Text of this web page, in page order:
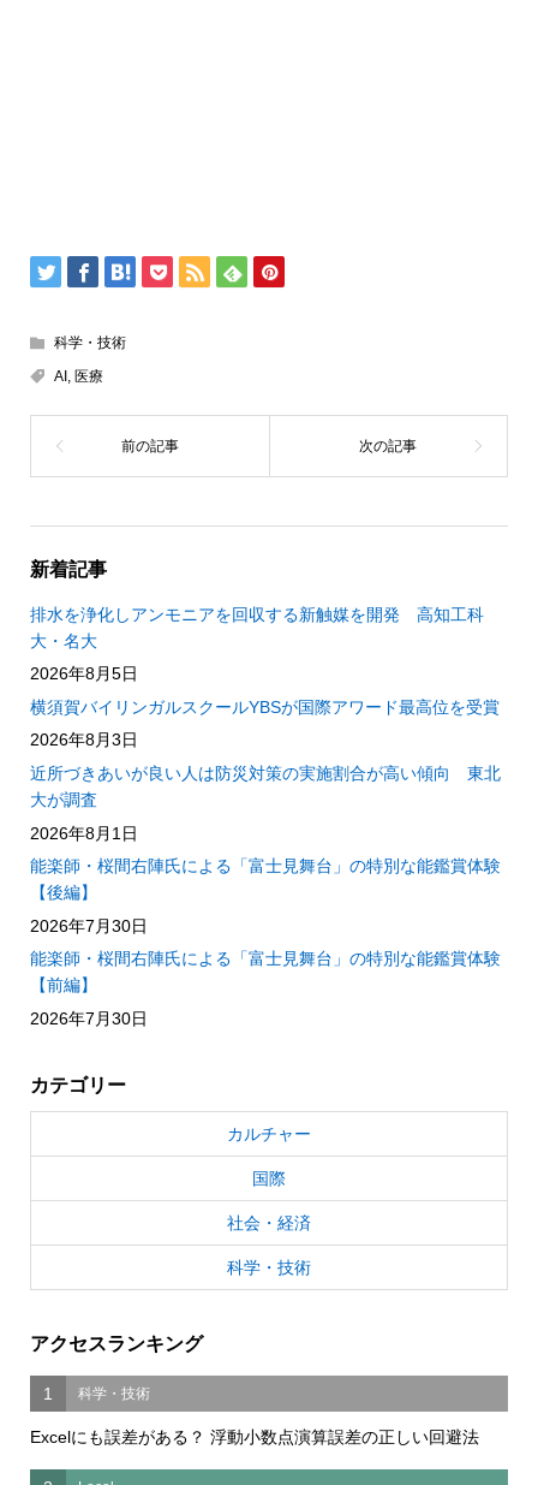
科学・技術
AI, 医療
新着記事
排水を浄化しアンモニアを回収する新触媒を開発 高知工科
大・名大
2026年8月5日
横須賀バイリンガルスクールYBSが国際アワード最高位を受賞
2026年8月3日
近所づきあいが良い人は防災対策の実施割合が高い傾向 東北
大が調査
2026年8月1日
能楽師・桜間右陣氏による「富士見舞台」の特別な能鑑賞体験
【後編】
2026年7月30日
能楽師・桜間右陣氏による「富士見舞台」の特別な能鑑賞体験
【前編】
2026年7月30日
カテゴリー
カルチャー
国際
社会・経済
科学・技術
アクセスランキング
1 科学・技術
Excelにも誤差がある？ 浮動小数点演算誤差の正しい回避法